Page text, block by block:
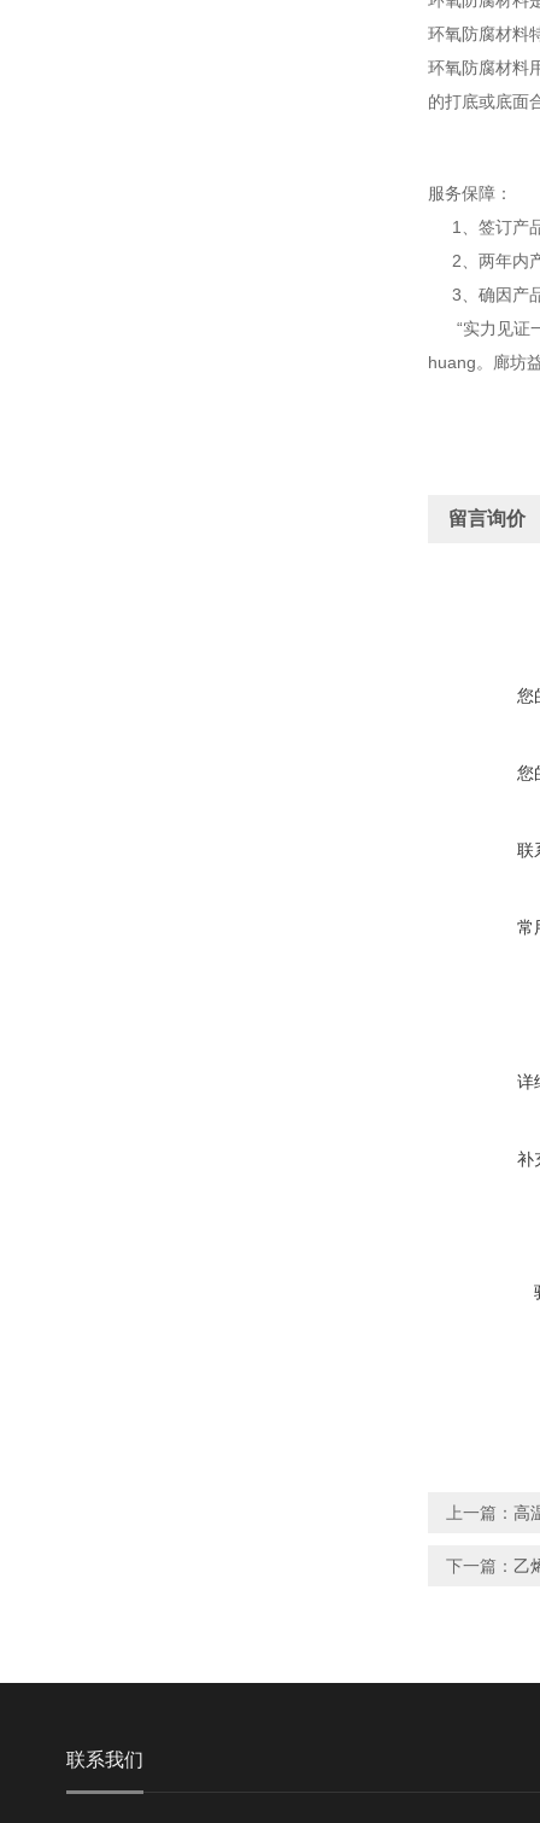
环氧防腐材料
环氧防腐材料
的打底或底面
服务保障：
1、签订产
2、两年内产
3、确因产品
“实力见证一
huang。廊坊
留言询价
您
您
联
常
详
补
上一篇： 高
下一篇： 乙
联系我们